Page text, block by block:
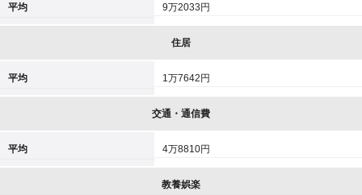
平均 9万2033円
住居
平均 1万7642円
交通・通信費
平均 4万8810円
教養娯楽